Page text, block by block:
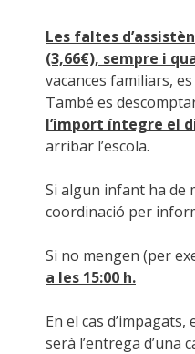
Les faltes
(3,66€), sempre i
vacances familiars,
També es
l’import íntegre el
arribar l’escola.
Si algun infant ha de
coordinació per
Si no mengen (per
a les 15:00 h.
En el cas
serà l’entrega d’una